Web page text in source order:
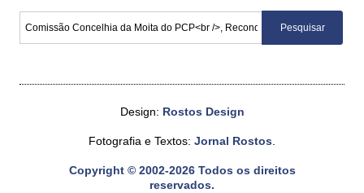
Design: Rostos Design
Fotografia e Textos: Jornal Rostos.
Copyright © 2002-2026 Todos os direitos
reservados.